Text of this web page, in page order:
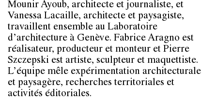
Mounir Ayoub, architecte et journaliste, et
Vanessa Lacaille, architecte et paysagiste,
travaillent ensemble au Laboratoire
d’architecture à Genève. Fabrice Aragno est
réalisateur, producteur et monteur et Pierre
Szczepski est artiste, sculpteur et maquettiste.
L’équipe mêle expérimentation architecturale
et paysagère, recherches territoriales et
activités éditoriales.